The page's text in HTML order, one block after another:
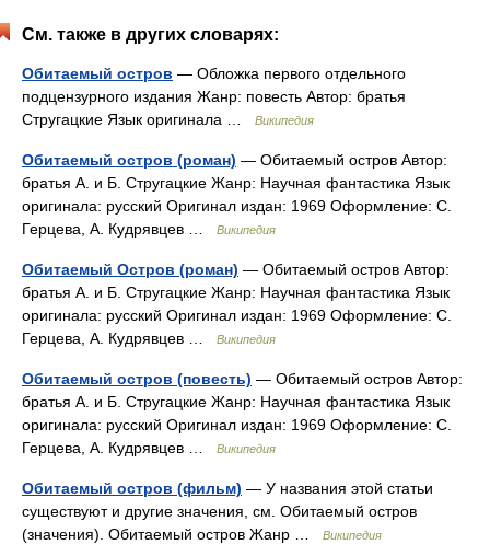
См. также в других словарях:
Обитаемый остров — Обложка первого отдельного
подцензурного издания Жанр: повесть Автор: братья
Стругацкие Язык оригинала …
Википедия
Обитаемый остров (роман) — Обитаемый остров Автор:
братья А. и Б. Стругацкие Жанр: Научная фантастика Язык
оригинала: русский Оригинал издан: 1969 Оформление: С.
Герцева, А. Кудрявцев …
Википедия
Обитаемый Остров (роман) — Обитаемый остров Автор:
братья А. и Б. Стругацкие Жанр: Научная фантастика Язык
оригинала: русский Оригинал издан: 1969 Оформление: С.
Герцева, А. Кудрявцев …
Википедия
Обитаемый остров (повесть) — Обитаемый остров Автор:
братья А. и Б. Стругацкие Жанр: Научная фантастика Язык
оригинала: русский Оригинал издан: 1969 Оформление: С.
Герцева, А. Кудрявцев …
Википедия
Обитаемый остров (фильм) — У названия этой статьи
существуют и другие значения, см. Обитаемый остров
(значения). Обитаемый остров Жанр …
Википедия